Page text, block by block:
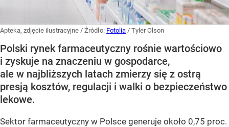
Apteka, zdjęcie ilustracyjne / Źródło: Fotolia / Tyler Olson
Polski rynek farmaceutyczny rośnie wartościowo
i zyskuje na znaczeniu w gospodarce,
ale w najbliższych latach zmierzy się z ostrą
presją kosztów, regulacji i walki o bezpieczeństwo
lekowe.
Sektor farmaceutyczny w Polsce generuje około 0,75 proc.